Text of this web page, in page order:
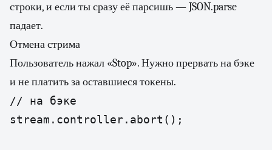
строки, и если ты сразу её парсишь — JSON.parse
падает.
Отмена стрима
Пользователь нажал «Stop». Нужно прервать на бэке
и не платить за оставшиеся токены.
// на бэке
stream.controller.abort();